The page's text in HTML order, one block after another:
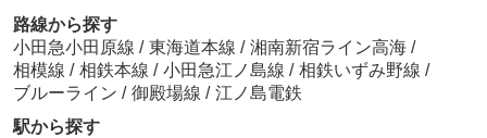
路線から探す
小田急小田原線 / 東海道本線 / 湘南新宿ライン高海 /
相模線 / 相鉄本線 / 小田急江ノ島線 / 相鉄いずみ野線 /
ブルーライン / 御殿場線 / 江ノ島電鉄
駅から探す